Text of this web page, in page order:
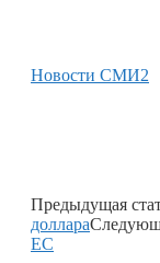
Новости СМИ2
Предыдущая
доллара
ЕС